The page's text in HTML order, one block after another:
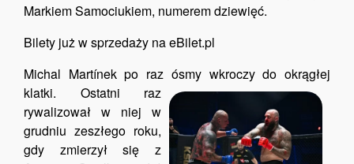
Markiem Samociukiem, numerem dziewięć.
Bilety już w sprzedaży na eBilet.pl
Michal Martínek po raz ósmy wkroczy do okrągłej
klatki. Ostatni raz
rywalizował w niej w
grudniu zeszłego roku,
gdy zmierzył się z